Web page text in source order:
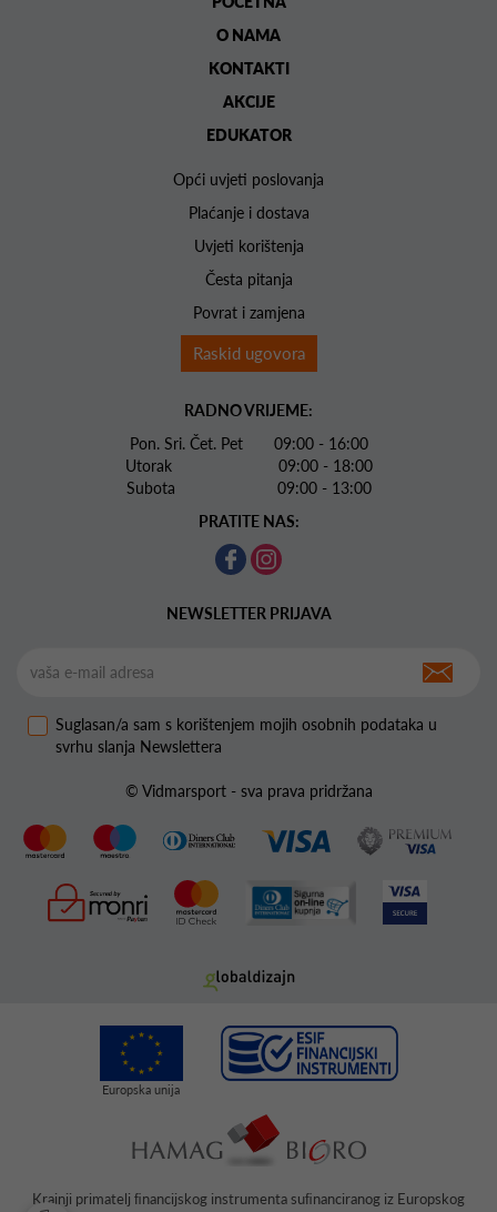
O NAMA
KONTAKTI
AKCIJE
EDUKATOR
Opći uvjeti poslovanja
Plaćanje i dostava
Uvjeti korištenja
Česta pitanja
Povrat i zamjena
Raskid ugovora
RADNO VRIJEME:
Pon. Sri. Čet. Pet 09:00 - 16:00
Utorak 09:00 - 18:00
Subota 09:00 - 13:00
PRATITE NAS:
NEWSLETTER PRIJAVA
Suglasan/a sam s korištenjem mojih osobnih podataka u
svrhu slanja Newslettera
© Vidmarsport - sva prava pridržana
Krajnji primatelj ﬁnancijskog instrumenta suﬁnanciranog iz Europskog